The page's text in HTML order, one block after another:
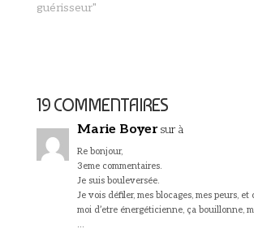
guérisseur"
19 COMMENTAIRES
Marie Boyer sur à
Re bonjour,
3eme commentaires.
Je suis bouleversée.
Je vois défiler, mes blocages, mes peurs,
moi d’etre énergéticienne, ça bouillonne,
…